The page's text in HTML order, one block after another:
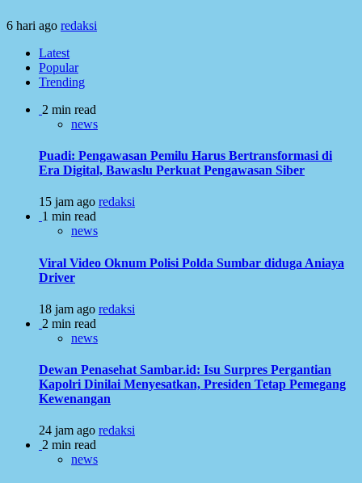
6 hari ago redaksi
Latest
Popular
Trending
2 min read
news
Puadi: Pengawasan Pemilu Harus Bertransformasi di
Era Digital, Bawaslu Perkuat Pengawasan Siber
15 jam ago redaksi
1 min read
news
Viral Video Oknum Polisi Polda Sumbar diduga Aniaya
Driver
18 jam ago redaksi
2 min read
news
Dewan Penasehat Sambar.id: Isu Surpres Pergantian
Kapolri Dinilai Menyesatkan, Presiden Tetap Pemegang
Kewenangan
24 jam ago redaksi
2 min read
news